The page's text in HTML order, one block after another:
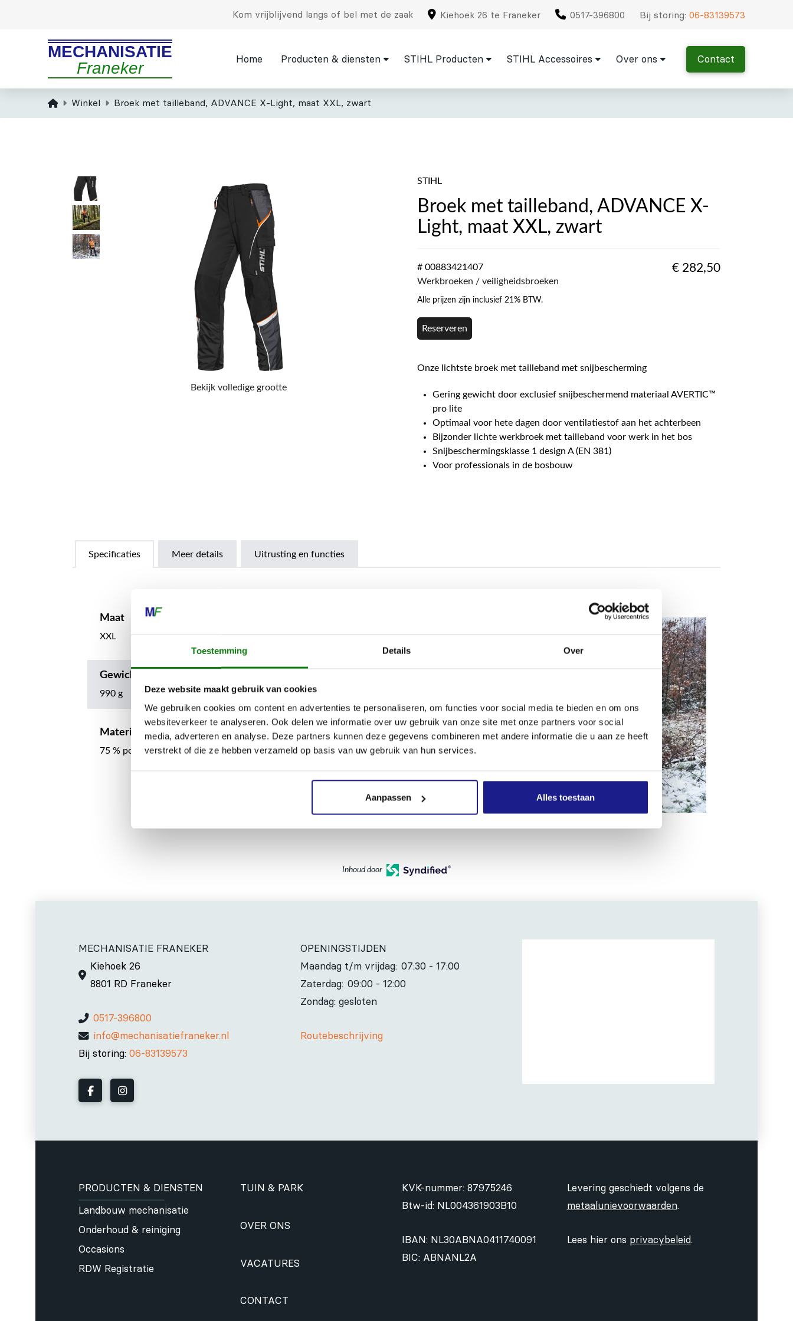
Toestemming Details Over
Deze website maakt gebruik van cookies
We gebruiken cookies om content en advertenties te personaliseren, om functies voor social media te bieden en om ons
websiteverkeer te analyseren. Ook delen we informatie over uw gebruik van onze site met onze partners voor social
media, adverteren en analyse. Deze partners kunnen deze gegevens combineren met andere informatie die u aan ze heeft
verstrekt of die ze hebben verzameld op basis van uw gebruik van hun services.
Aanpassen Alles toestaan
Kom vrijblijvend langs of bel met de zaak Kiehoek 26 te Franeker 0517-396800 Bij storing:06-83139573
MECHANISATIE
Franeker
Home Producten & diensten STIHL Producten STIHL Accessoires Over ons Contact
HomeWinkel Broek met tailleband, ADVANCE X-Light, maat XXL, zwart
Bekijk volledige grootte
STIHL
Broek met tailleband, ADVANCE X-
Light, maat XXL, zwart
# 00883421407
Werkbroeken / veiligheidsbroeken
€ 282,50
Alle prijzen zijn inclusief 21% BTW.
Reserveren
Onze lichtste broek met tailleband met snijbescherming
Gering gewicht door exclusief snijbeschermend materiaal AVERTIC™
pro lite
Optimaal voor hete dagen door ventilatiestof aan het achterbeen
Bijzonder lichte werkbroek met tailleband voor werk in het bos
Snijbeschermingsklasse 1 design A (EN 381)
Voor professionals in de bosbouw
Specificaties Meer details Uitrusting en functies
Maat
XXL
Gewicht
990 g
Materiaalsamenstelling bovenmateriaal
75 % polyester, 20 % polyamide, 5 % polyurethaan
Inhoud door
MECHANISATIE FRANEKER
Kiehoek 26
8801 RD Franeker
0517-396800
info@mechanisatiefraneker.nl
Bij storing:06-83139573
OPENINGSTIJDEN
Maandag t/m vrijdag: 07:30 - 17:00
Zaterdag: 09:00 - 12:00
Zondag: gesloten
Routebeschrijving
PRODUCTEN & DIENSTEN
Landbouw mechanisatie
Onderhoud & reiniging
Occasions
RDW Registratie
TUIN & PARK
OVER ONS
VACATURES
CONTACT
KVK-nummer: 87975246
Btw-id: NL004361903B10
IBAN: NL30ABNA0411740091
BIC: ABNANL2A
Levering geschiedt volgens de
metaalunievoorwaarden.
Lees hier ons privacybeleid.